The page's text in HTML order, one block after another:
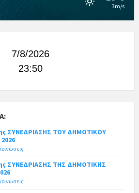
3m/s
7/8/2026
23:50
ΣΥΝΕΔΡΙΑΣΗΣ ΤΟΥ ΔΗΜΟΤΙΚΟΥ
ΣΥΝΕΔΡΙΑΣΗΣ ΤΗΣ ΔΗΜΟΤΙΚΗΣ